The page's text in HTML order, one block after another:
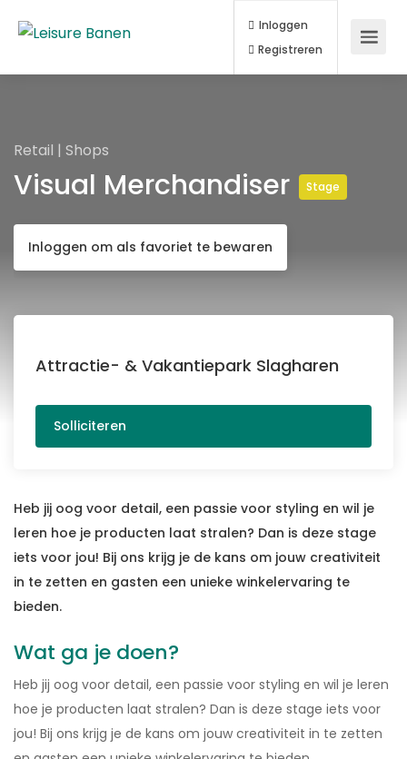
Inloggen
Registreren
Retail | Shops
Visual Merchandiser Stage
Inloggen om als favoriet te bewaren
Attractie- & Vakantiepark Slagharen
Solliciteren
Heb jij oog voor detail, een passie voor styling en wil je
leren hoe je producten laat stralen? Dan is deze stage
iets voor jou! Bij ons krijg je de kans om jouw creativiteit
in te zetten en gasten een unieke winkelervaring te
bieden.
Wat ga je doen?
Heb jij oog voor detail, een passie voor styling en wil je leren
hoe je producten laat stralen? Dan is deze stage iets voor
jou! Bij ons krijg je de kans om jouw creativiteit in te zetten